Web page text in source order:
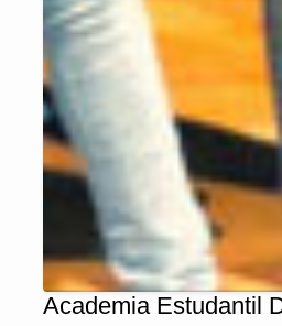
Academia Estudantil